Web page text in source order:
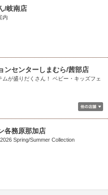
/岐南店
内
ンセンターしまむら/茜部店
ムが盛りだくさん！ ベビー・キッズフェ
各務原那加店
Spring/Summer Collection